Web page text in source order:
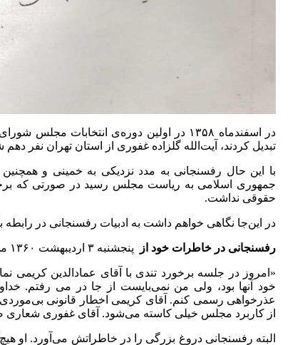
در اسفندماه ۱۳۵۸ در اولین دوره‌ی
تبدیل کردند، آیت‌الله گلزاده غفوری از استان تهران نفر
با این حال رفسنجانی به مدد نزدیکی به خمینی و
جمهوری اسلامی به ریاست مجلس رسید در صورتی که
حقوقی نداشت.
در این‌‌جا نگاهی خواهم داشت به ادبیات رفسنجانی در
رفسنجانی در خاطرات خود از پنجشنبه ۳ اردیبهشت ۱۳۶۰ می‌نویسد:‌
«امروز در جلسه برخورد تندی با آقای عمادالدین کریمی
خود آنها بود، ولی من نمی‌بایست از جا در می رفتم.
عذرخواهی رسمی کنم. آقای کریمی اخطار قانونی
از کاربرد مجلس خیلی کاسته می‌شود. آقای غفوری
البته رفسنجانی دروغ بزرگی را در خاطراتش می‌آورد. او